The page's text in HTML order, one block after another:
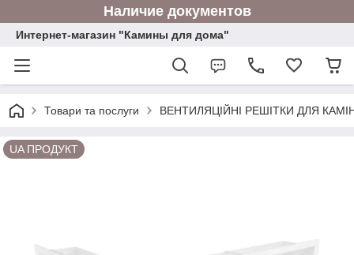
Наличие документов
Интернет-магазин "Камины для дома"
Товари та послуги ВЕНТИЛЯЦІЙНІ РЕШІТКИ ДЛЯ
UA ПРОДУКТ